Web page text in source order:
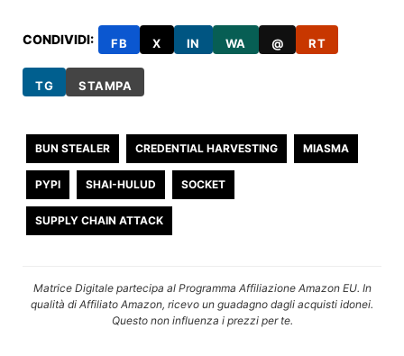
CONDIVIDI: FB X IN WA @ RT
TG STAMPA
BUN STEALER CREDENTIAL HARVESTING MIASMA
PYPI SHAI-HULUD SOCKET
SUPPLY CHAIN ATTACK
Matrice Digitale partecipa al Programma Affiliazione Amazon EU. In
qualità di Affiliato Amazon, ricevo un guadagno dagli acquisti idonei.
Questo non influenza i prezzi per te.